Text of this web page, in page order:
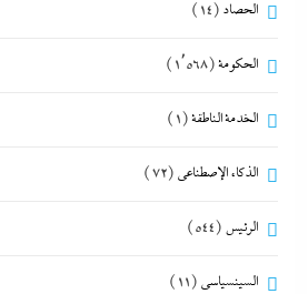
الحصاد (14)
الحكومة(1٬568)
الخدمة الناطقة(1)
الذكاء الإصطناعي (72)
الرئيس (544)
السينسياسي (11)